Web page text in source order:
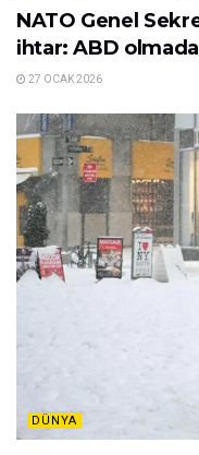
NATO Genel
ihtar: ABD
27 OCAK 2026
DÜNYA